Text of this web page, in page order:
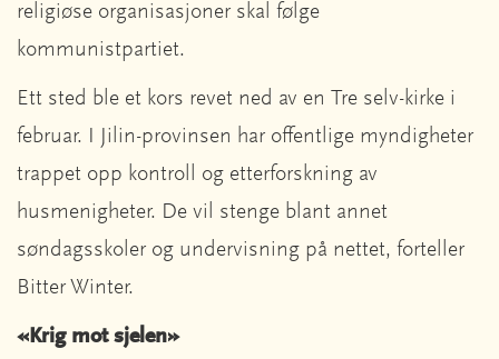
religiøse organisasjoner skal følge
kommunistpartiet.
Ett sted ble et kors revet ned av en Tre selv-kirke i
februar. I Jilin-provinsen har offentlige myndigheter
trappet opp kontroll og etterforskning av
husmenigheter. De vil stenge blant annet
søndagsskoler og undervisning på nettet, forteller
Bitter Winter.
«Krig mot sjelen»